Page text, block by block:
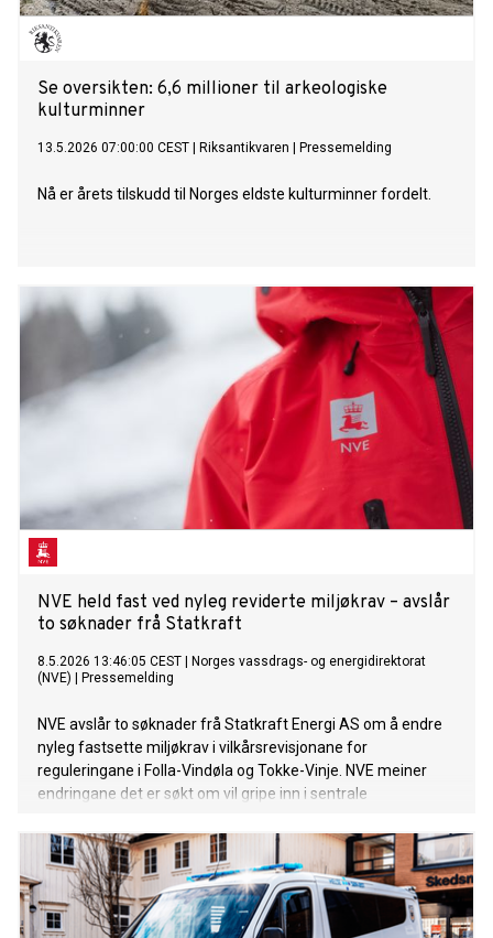
Se oversikten: 6,6 millioner til arkeologiske
kulturminner
13.5.2026 07:00:00 CEST Riksantikvaren Pressemelding
Nå er årets tilskudd til Norges eldste kulturminner fordelt.
NVE held fast ved nyleg reviderte miljøkrav – avslår
to søknader frå Statkraft
8.5.2026 13:46:05 CEST
Norges vassdrags- og energidirektorat
(NVE)
Pressemelding
NVE avslår to søknader frå Statkraft Energi AS om å endre
nyleg fastsette miljøkrav i vilkårsrevisjonane for
reguleringane i Folla-Vindøla og Tokke-Vinje. NVE meiner
endringane det er søkt om vil gripe inn i sentrale
gjennom vilkårsrevisjonane.